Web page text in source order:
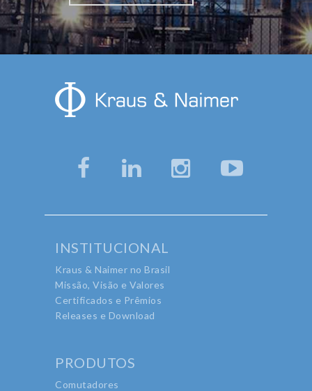
INSTITUCIONAL
Kraus & Naimer no Brasil
Missão, Visão e Valores
Certificados e Prêmios
Releases e Download
PRODUTOS
Comutadores